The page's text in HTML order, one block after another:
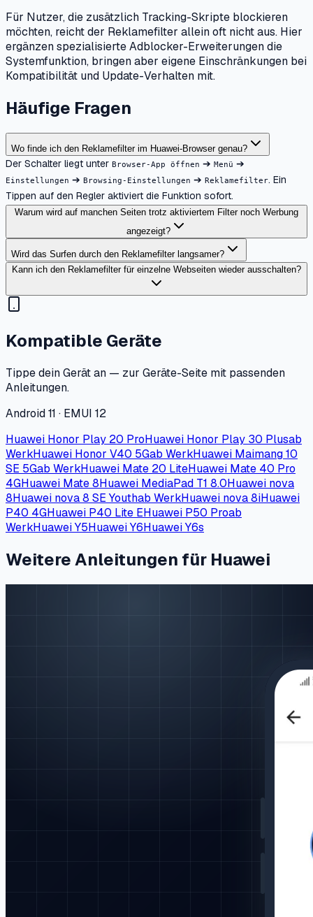
Für Nutzer, die zusätzlich Tracking-Skripte blockieren
möchten, reicht der Reklamefilter allein oft nicht aus. Hier
ergänzen spezialisierte Adblocker-Erweiterungen die
Systemfunktion, bringen aber eigene Einschränkungen bei
Kompatibilität und Update-Verhalten mit.
Häufige Fragen
Wo finde ich den Reklamefilter im Huawei-Browser genau?
Der Schalter liegt unter Browser-App öffnen ➔ Menü ➔
Einstellungen ➔ Browsing-Einstellungen ➔ Reklamefilter. Ein
Tippen auf den Regler aktiviert die Funktion sofort.
Warum wird auf manchen Seiten trotz aktiviertem Filter noch Werbung
angezeigt?
Wird das Surfen durch den Reklamefilter langsamer?
Kann ich den Reklamefilter für einzelne Webseiten wieder ausschalten?
Kompatible Geräte
Tippe dein Gerät an — zur Geräte-Seite mit passenden
Anleitungen.
Android 11 · EMUI 12
Huawei Honor Play 20 ProHuawei Honor Play 30 Plusab
WerkHuawei Honor V40 5Gab WerkHuawei Maimang 10
SE 5Gab WerkHuawei Mate 20 LiteHuawei Mate 40 Pro
4GHuawei Mate 8Huawei MediaPad T1 8.0Huawei nova
8Huawei nova 8 SE Youthab WerkHuawei nova 8iHuawei
P40 4GHuawei P40 Lite EHuawei P50 Proab
WerkHuawei Y5Huawei Y6Huawei Y6s
Weitere Anleitungen für Huawei